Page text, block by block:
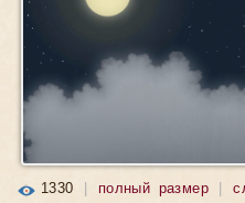
1330 полный размер